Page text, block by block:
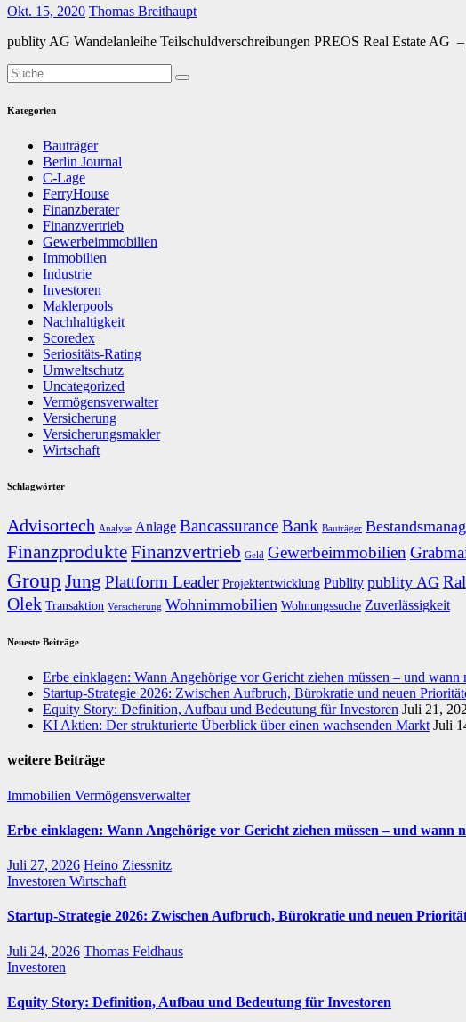
Okt. 15, 2020 Thomas Breithaupt
publity AG Wandelanleihe Teilschuldverschreibungen PREOS Real Estate
Kategorien
Bauträger
Berlin Journal
C-Lage
FerryHouse
Finanzberater
Finanzvertrieb
Gewerbeimmobilien
Immobilien
Industrie
Investoren
Maklerpools
Nachhaltigkeit
Scoredex
Seriositäts-Rating
Umweltschutz
Uncategorized
Vermögensverwalter
Versicherung
Versicherungsmakler
Wirtschaft
Schlagwörter
Advisortech Analyse Anlage BancassuranceBank Bauträger
FinanzprodukteFinanzvertrieb Geld Gewerbeimmobilien
Group Jung Plattform Leader Projektentwicklung Publity publity AG
Olek Transaktion Versicherung Wohnimmobilien Wohnungssuche Zuverlässigkeit
Neueste Beiträge
Erbe einklagen: Wann Angehörige vor Gericht ziehen müssen – und wann
Startup-Strategie 2026: Zwischen Aufbruch, Bürokratie und neuen
Equity Story: Definition, Aufbau und Bedeutung für Investoren Juli 21,
KI Aktien: Der strukturierte Überblick über einen wachsenden Markt Juli
weitere Beiträge
Immobilien Vermögensverwalter
Erbe einklagen: Wann Angehörige vor Gericht ziehen müssen – und wann
Juli 27, 2026 Heino Ziessnitz
Investoren Wirtschaft
Startup-Strategie 2026: Zwischen Aufbruch, Bürokratie und neuen
Juli 24, 2026 Thomas Feldhaus
Investoren
Equity Story: Definition, Aufbau und Bedeutung für Investoren